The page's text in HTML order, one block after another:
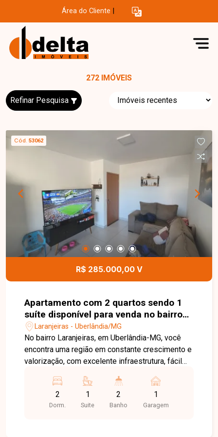
Área do Cliente
272 IMÓVEIS
Refinar Pesquisa
Cód. 53062
R$ 285.000,00 V
Apartamento com 2 quartos sendo 1
suíte disponível para venda no bairro
Laranjeiras em Uberlândia-MG
Laranjeiras - Uberlândia/MG
No bairro Laranjeiras, em Uberlândia-MG, você
encontra uma região em constante crescimento e
valorização, com excelente infraestrutura, fácil
proximidade com supermercados, escolas,
farmácias e diversos comércios, proporcionando
praticidade e qualidade de vida. Apartamento
2
Dorm.
1
Suite
2
Banho
1
Garagem